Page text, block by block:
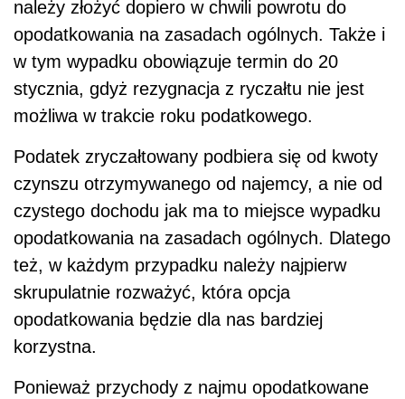
należy złożyć dopiero w chwili powrotu do
opodatkowania na zasadach ogólnych. Także i
w tym wypadku obowiązuje termin do 20
stycznia, gdyż rezygnacja z ryczałtu nie jest
możliwa w trakcie roku podatkowego.
Podatek zryczałtowany podbiera się od kwoty
czynszu otrzymywanego od najemcy, a nie od
czystego dochodu jak ma to miejsce wypadku
opodatkowania na zasadach ogólnych. Dlatego
też, w każdym przypadku należy najpierw
skrupulatnie rozważyć, która opcja
opodatkowania będzie dla nas bardziej
korzystna.
Ponieważ przychody z najmu opodatkowane